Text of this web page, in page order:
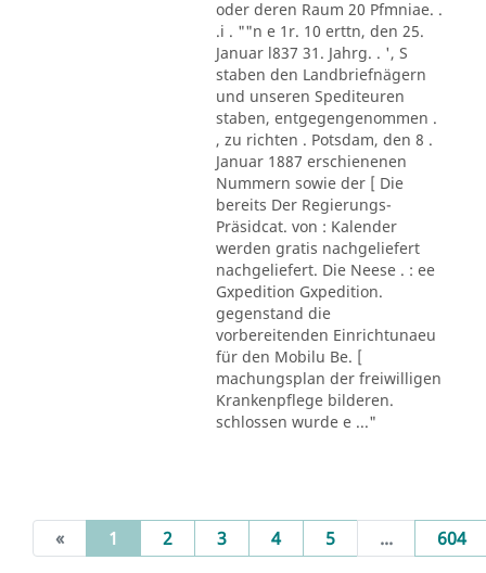
oder deren Raum 20 Pfmniae. .
.i . ""n e 1r. 10 erttn, den 25.
Januar l837 31. Jahrg. . ', S
staben den Landbriefnägern
und unseren Spediteuren
staben, entgegengenommen .
, zu richten . Potsdam, den 8 .
Januar 1887 erschienenen
Nummern sowie der [ Die
bereits Der Regierungs-
Präsidcat. von : Kalender
werden gratis nachgeliefert
nachgeliefert. Die Neese . : ee
Gxpedition Gxpedition.
gegenstand die
vorbereitenden Einrichtunaeu
für den Mobilu Be. [
machungsplan der freiwilligen
Krankenpflege bilderen.
schlossen wurde e ..."
« 1 (current)
2 3 4 5 ... 604